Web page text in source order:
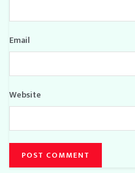
Email
Website